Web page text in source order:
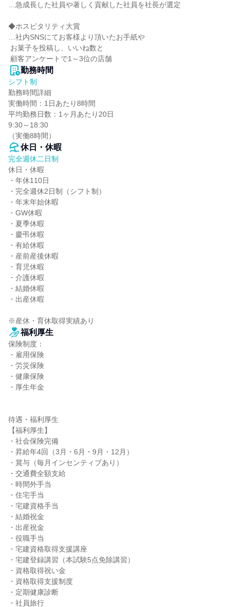
…急成長した社員や著しく貢献した社員を社長が選定
◆ホスピタリティ大賞
…社内SNSにてお客様より頂いたお手紙や
顧客アンケートで1～3位の店舗
勤務時間
シフト制
勤務時間詳細
実働時間：1日あたり8時間
平均勤務日数：1ヶ月あたり20日
9:30～18:30
（実働8時間）
休日・休暇
完全週休二日制
休日・休暇
・年休110日
・完全週休2日制（シフト制）
・年末年始休暇
・GW休暇
・夏季休暇
・慶弔休暇
・有給休暇
・産前産後休暇
・育児休暇
・介護休暇
・結婚休暇
・出産休暇
※産休・育休取得実績あり
福利厚生
保険制度：
・雇用保険
・労災保険
・健康保険
・厚生年金
待遇・福利厚生
【福利厚生】
・社会保険完備
・昇給年4回（3月・6月・9月・12月）
・賞与（毎月インセンティブあり）
・交通費全額支給
・時間外手当
・住宅手当
・宅建資格手当
・結婚祝金
・出産祝金
・役職手当
・宅建資格取得支援講座
・宅建登録講習（本試験5点免除講習）
・資格取得祝い金
・資格取得支援制度
・定期健康診断
・社員旅行